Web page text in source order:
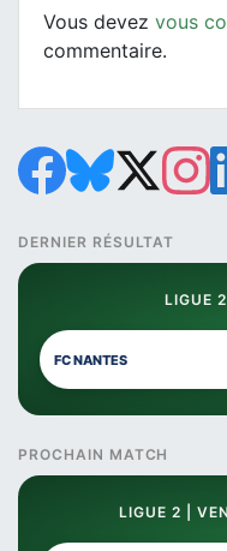
Vous devez vous
commentaire.
DERNIER RÉSULTAT
LIGUE
FC NANTES
PROCHAIN MATCH
LIGUE 2 |